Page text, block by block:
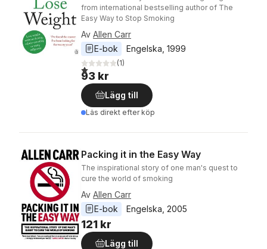
from international bestselling author of The
Easy Way to Stop Smoking
Av Allen Carr
E-bok
Engelska 1999
1,0utav 5 stjärnor. Totalt antal röster:
(1)
93 kr
Lägg till
Läs direkt efter köp
Packing it in the Easy Way
The inspirational story of one man's quest to
cure the world of smoking
Av Allen Carr
E-bok
Engelska 2005
121 kr
Lägg till